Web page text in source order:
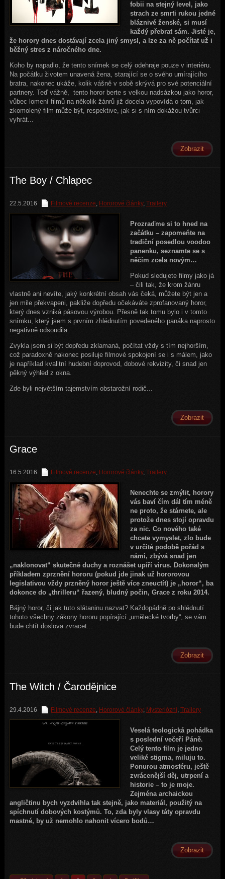
fobii na stejný level, jako
strach ze smrti rukou jedné
bláznivé ženské, si musí
každý přebrat sám. Jisté je,
že horory dnes dostávají zcela jiný smysl, a lze za ně počítat už i
běžný stres z náročného dne.
Koho by napadlo, že tento snímek se celý odehraje pouze v interiéru.
Na počátku životem unavená žena, starající se o svého umírajícího
bratra, nakonec ukáže, kolik vášně v sobě skrývá pro své potenciální
partnery. Teď vážně, tento horor berte s velkou nadsázkou jako horor,
vůbec lomení filmů na několik žánrů již docela vypovídá o tom, jak
zkomolený film může být, respektive, jak si s ním dokážou tvůrci
vyhrát...
Zobrazit
The Boy / Chlapec
22.5.2016 Filmové recenze, Hororové články, Trailery
Prozraďme si to hned na
začátku – zapomeňte na
tradiční posedlou voodoo
panenku, seznamte se s
něčím zcela novým…
Pokud sledujete filmy jako já
– čili tak, že krom žánru
vlastně ani nevíte, jaký konkrétní obsah vás čeká, můžete být jen a
jen mile překvapeni, pakliže dopředu očekáváte zprofanovaný horor,
který dnes vzniká pásovou výrobou. Přesně tak tomu bylo i v tomto
snímku, který jsem s prvním zhlédnutím povedeného panáka naprosto
negativně odsoudila.
Zvykla jsem si být dopředu zklamaná, počítat vždy s tím nejhorším,
což paradoxně nakonec posiluje filmové spokojení se i s málem, jako
je například kvalitní hudební doprovod, dobové rekvizity, či snad jen
pěkný výhled z okna.
Zde byli největším tajemstvím obstarožní rodič...
Zobrazit
Grace
16.5.2016 Filmové recenze, Hororové články, Trailery
Nenechte se zmýlit, horory
vás baví čím dál tím méně
ne proto, že stárnete, ale
protože dnes stojí opravdu
za nic. Co nového také
chcete vymyslet, zlo bude
v určité podobě pořád s
námi, zbývá snad jen
„naklonovat“ skutečné duchy a roznášet upíří virus. Dokonalým
příkladem zprznění hororu (pokud jde jinak už hororovou
legislativou vždy przněný horor ještě více zneuctít) je „horor“, ba
dokonce do „thrilleru“ řazený, bludný počin, Grace z roku 2014.
Bájný horor, či jak tuto slátaninu nazvat? Každopádně po shlédnutí
tohoto všechny zákony hororu popírající „umělecké tvorby“, se vám
bude chtít doslova zvracet...
Zobrazit
The Witch / Čarodějnice
29.4.2016 Filmové recenze, Hororové články, Mysteriózní, Trailery
Veselá teologická pohádka
s poslední večeří Páně.
Celý tento film je jedno
veliké stigma, miluju to.
Ponurou atmosféru, ještě
zvrácenější děj, utrpení a
historie – to je moje.
Zejména archaickou
angličtinu bych vyzdvihla tak stejně, jako materiál, použitý na
spíchnutí dobových kostýmů. To, zda byly vlasy táty opravdu
mastné, by už nemohlo nahonit vícero bodů…
Zobrazit